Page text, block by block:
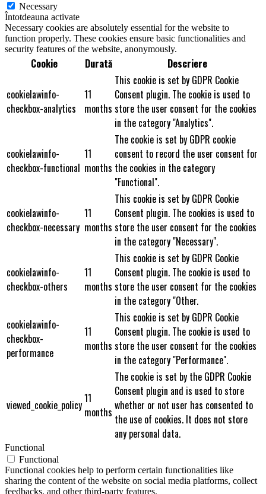
Necessary
Întotdeauna activate
Necessary cookies are absolutely essential for the website to
function properly. These cookies ensure basic functionalities and
security features of the website, anonymously.
Cookie Durată Descriere
cookielawinfo-
checkbox-analytics
11
months
This cookie is set by GDPR Cookie
Consent plugin. The cookie is used to
store the user consent for the cookies
in the category "Analytics".
cookielawinfo-
checkbox-functional
11
months
The cookie is set by GDPR cookie
consent to record the user consent for
the cookies in the category
"Functional".
cookielawinfo-
checkbox-necessary
11
months
This cookie is set by GDPR Cookie
Consent plugin. The cookies is used to
store the user consent for the cookies
in the category "Necessary".
cookielawinfo-
checkbox-others
11
months
This cookie is set by GDPR Cookie
Consent plugin. The cookie is used to
store the user consent for the cookies
in the category "Other.
cookielawinfo-
checkbox-
performance
11
months
This cookie is set by GDPR Cookie
Consent plugin. The cookie is used to
store the user consent for the cookies
in the category "Performance".
viewed_cookie_policy11
months
The cookie is set by the GDPR Cookie
Consent plugin and is used to store
whether or not user has consented to
the use of cookies. It does not store
any personal data.
Functional
Functional
Functional cookies help to perform certain functionalities like
sharing the content of the website on social media platforms, collect
feedbacks, and other third-party features.